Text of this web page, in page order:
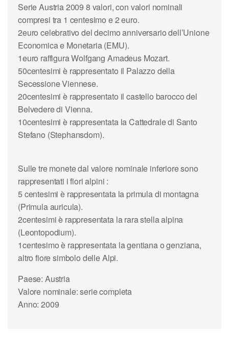
Serie Austria 2009 8 valori, con valori nominali
compresi tra 1 centesimo e 2 euro.
2euro celebrativo del decimo anniversario dell’Unione
Economica e Monetaria (EMU).
1euro raffigura Wolfgang Amadeus Mozart.
50centesimi è rappresentato il Palazzo della
Secessione Viennese.
20centesimi è rappresentato il castello barocco del
Belvedere di Vienna.
10centesimi è rappresentata la Cattedrale di Santo
Stefano (Stephansdom).
Sulle tre monete dal valore nominale inferiore sono
rappresentati i fiori alpini :
5 centesimi è rappresentata la primula di montagna
(Primula auricula).
2centesimiè rappresentata la rara stella alpina
(Leontopodium).
1centesimoè rappresentata la gentiana o genziana,
altro fiore simbolo delle Alpi.
Paese: Austria
Valore nominale: serie completa
Anno: 2009